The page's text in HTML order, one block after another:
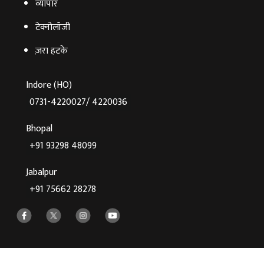
व्‍यापार
टेक्‍नोलॉजी
ज़रा हटके
Indore (HO)
0731-4220027/ 4220036
Bhopal
+91 93298 48099
Jabalpur
+91 75662 28278